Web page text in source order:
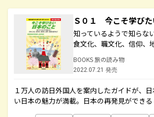
Ｓ０１ 今こそ学びた
知っているようで知らな
食文化、職文化、信仰、
BOOKS 旅の読み物
2022.07.21 発売
１万人の訪日外国人を案内したガイドが、
い日本の魅力が満載。日本の再発見ができる